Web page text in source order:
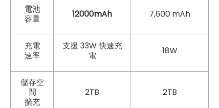
電池
容量
12000mAh 7,600 mAh
充電
速率
支援 33W 快速充
電
18W
儲存空
間
擴充
2TB 2TB